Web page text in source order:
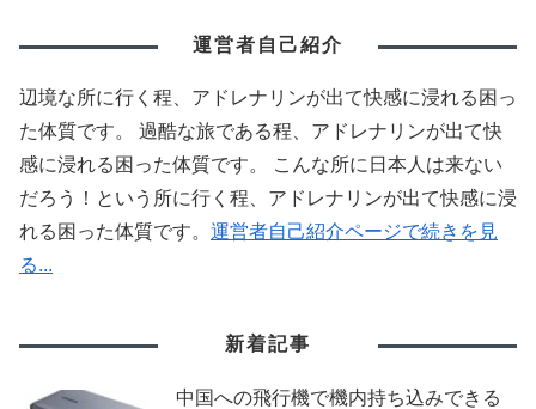
運営者自己紹介
辺境な所に行く程、アドレナリンが出て快感に浸れる困っ
た体質です。 過酷な旅である程、アドレナリンが出て快
感に浸れる困った体質です。 こんな所に日本人は来ない
だろう！という所に行く程、アドレナリンが出て快感に浸
れる困った体質です。 運営者自己紹介ページで続きを見
る...
新着記事
中国への飛行機で機内持ち込みできる